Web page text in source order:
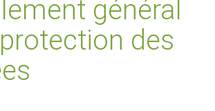
général
des